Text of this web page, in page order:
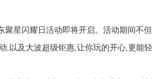
星闪耀日活动即将开启。活动期间不
,以及大波超级钜惠,让你玩的开心,更能